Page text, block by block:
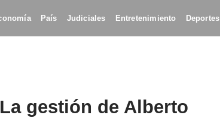
País Judiciales Entretenimiento Deportes
gestión de Alberto